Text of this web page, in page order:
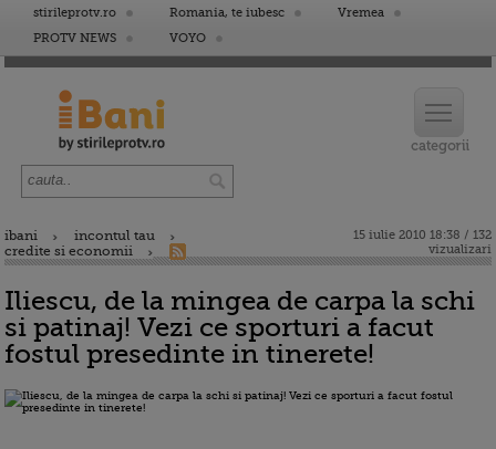
stirileprotv.ro Romania, te iubesc
Vremea
PROTV NEWS
VOYO
ibani
incontul tau
credite si economii
15 iulie 2010 18:38 / 132
vizualizari
Iliescu, de la mingea de carpa la schi
si patinaj! Vezi ce sporturi a facut
fostul presedinte in tinerete!